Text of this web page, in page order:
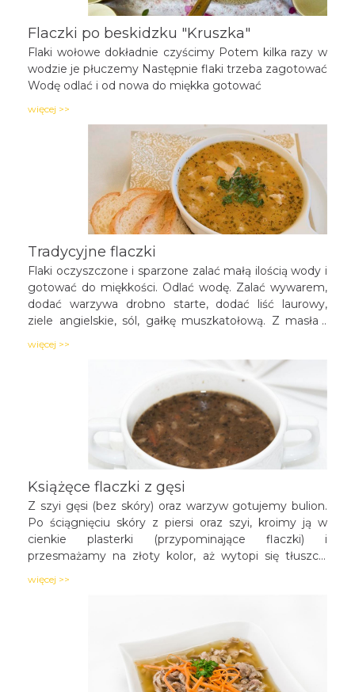
Flaczki po beskidzku "Kruszka"
Flaki wołowe dokładnie czyścimy Potem kilka razy w
wodzie je płuczemy Następnie flaki trzeba zagotować
Wodę odlać i od nowa do miękka gotować
więcej >>
Tradycyjne flaczki
Flaki oczyszczone i sparzone zalać małą ilością wody i
gotować do miękkości. Odlać wodę. Zalać wywarem,
dodać warzywa drobno starte, dodać liść laurowy,
ziele angielskie, sól, gałkę muszkatołową. Z masła i
koniec dodać majeranek oraz odrobinę pieprzu.
więcej >>
Książęce flaczki z gęsi
Z szyi gęsi (bez skóry) oraz warzyw gotujemy bulion.
Po ściągnięciu skóry z piersi oraz szyi, kroimy ją w
cienkie plasterki (przypominające flaczki) i
przesmażamy na złoty kolor, aż wytopi się tłuszcz.
również w plasterki pierś z gęsi.
więcej >>